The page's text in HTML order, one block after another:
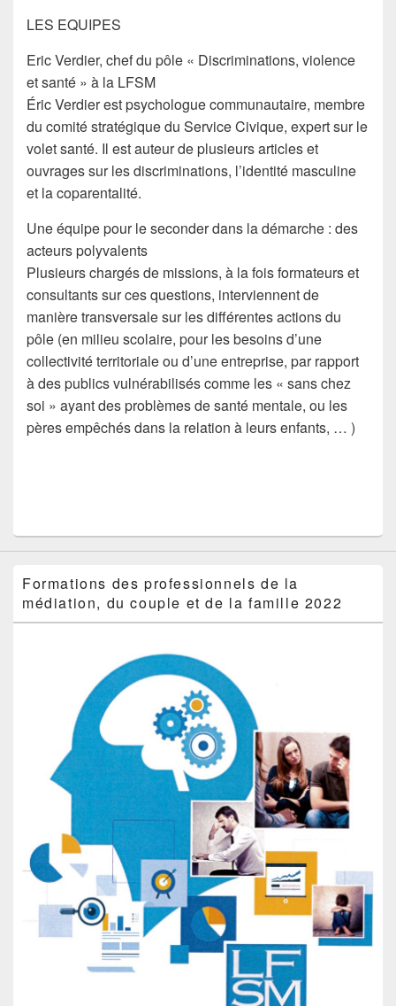
LES EQUIPES
Eric Verdier, chef du pôle « Discriminations, violence
et santé » à la LFSM
Éric Verdier est psychologue communautaire, membre
du comité stratégique du Service Civique, expert sur le
volet santé. Il est auteur de plusieurs articles et
ouvrages sur les discriminations, l’identité masculine
et la coparentalité.
Une équipe pour le seconder dans la démarche : des
acteurs polyvalents
Plusieurs chargés de missions, à la fois formateurs et
consultants sur ces questions, interviennent de
manière transversale sur les différentes actions du
pôle (en milieu scolaire, pour les besoins d’une
collectivité territoriale ou d’une entreprise, par rapport
à des publics vulnérabilisés comme les « sans chez
soi » ayant des problèmes de santé mentale, ou les
pères empêchés dans la relation à leurs enfants, … )
Formations des professionnels de la
médiation, du couple et de la famille 2022